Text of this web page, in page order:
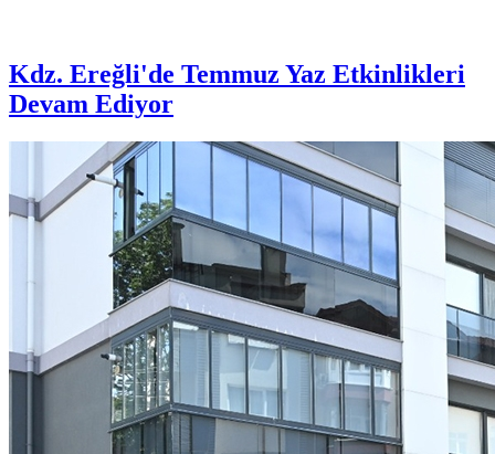
Kdz. Ereğli'de Temmuz Yaz Etkinlikleri
Devam Ediyor